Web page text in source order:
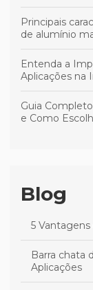
Principais
de alumínio
Entenda a
Aplicações na
Guia
e Como
Blog
5
Barra chata
Aplicações